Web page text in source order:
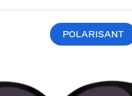
POLARISANT